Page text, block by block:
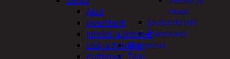
muut
Joulutekstiilit
Paketointi
Marjastus
Talvi
Akut
invertterit
Johdot ja liittimet
Lisä ja työvalot
Polttimot